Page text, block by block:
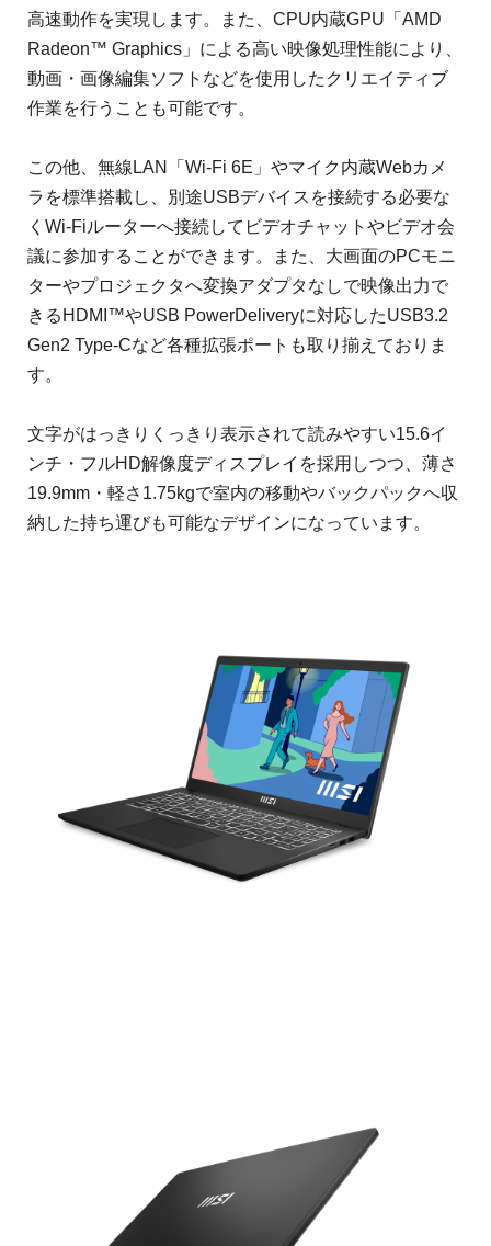
高速動作を実現します。また、CPU内蔵GPU「AMD
Radeon™ Graphics」による高い映像処理性能により、
動画・画像編集ソフトなどを使用したクリエイティブ
作業を行うことも可能です。
この他、無線LAN「Wi-Fi 6E」やマイク内蔵Webカメ
ラを標準搭載し、別途USBデバイスを接続する必要な
くWi-Fiルーターへ接続してビデオチャットやビデオ会
議に参加することができます。また、大画面のPCモニ
ターやプロジェクタへ変換アダプタなしで映像出力で
きるHDMI™やUSB PowerDeliveryに対応したUSB3.2
Gen2 Type-Cなど各種拡張ポートも取り揃えておりま
す。
文字がはっきりくっきり表示されて読みやすい15.6イ
ンチ・フルHD解像度ディスプレイを採用しつつ、薄さ
19.9mm・軽さ1.75kgで室内の移動やバックパックへ収
納した持ち運びも可能なデザインになっています。